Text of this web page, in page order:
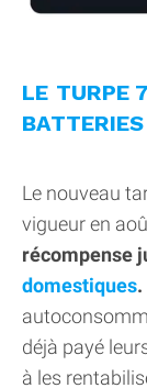
LE TURPE
Le nouveau
vigueur en
récompense
domestiques.
déjà payé
à les